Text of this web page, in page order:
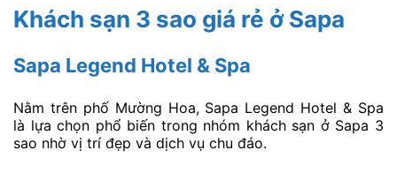
Khách sạn 3 sao giá rẻ ở Sapa
Sapa Legend Hotel & Spa
Nằm trên phố Mường Hoa, Sapa Legend Hotel & Spa
là lựa chọn phổ biến trong nhóm khách sạn ở Sapa 3
sao nhờ vị trí đẹp và dịch vụ chu đáo.